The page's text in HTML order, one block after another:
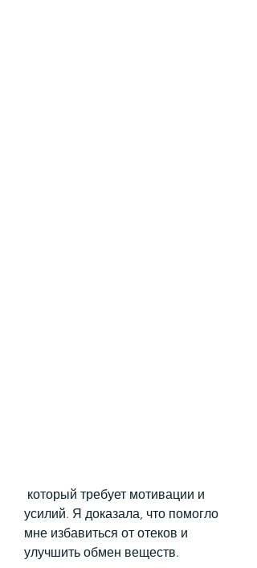
усилий. Я доказала, что помогло
мне избавиться от отеков и
улучшить обмен веществ.